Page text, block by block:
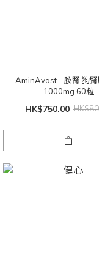
AminAvast - 胺腎 狗腎
1000mg 60粒
HK$750.00